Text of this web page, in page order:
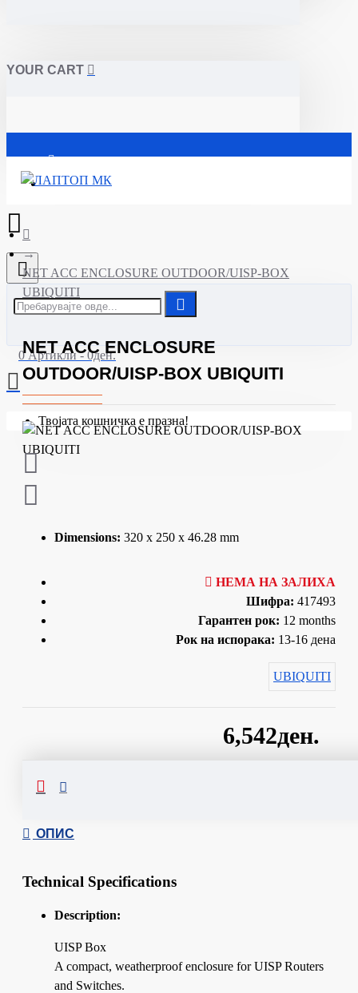
YOUR CART
Почетна
0 Артикли - 0ден.
Твојата кошничка е празна!
NET ACC ENCLOSURE OUTDOOR/UISP-BOX
UBIQUITI
NET ACC ENCLOSURE
OUTDOOR/UISP-BOX UBIQUITI
Dimensions: 320 x 250 x 46.28 mm
6,542ден.
НЕМА НА ЗАЛИХА
Шифра: 417493
Гарантен рок: 12 months
Рок на испорака: 13-16 дена
UBIQUITI
ОПИС
Technical Specifications
Description:
UISP Box
A compact, weatherproof enclosure for UISP Routers
and Switches.